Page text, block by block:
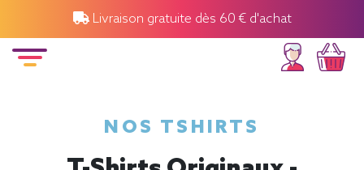
Livraison gratuite dès 60 € d'achat
NOS TSHIRTS